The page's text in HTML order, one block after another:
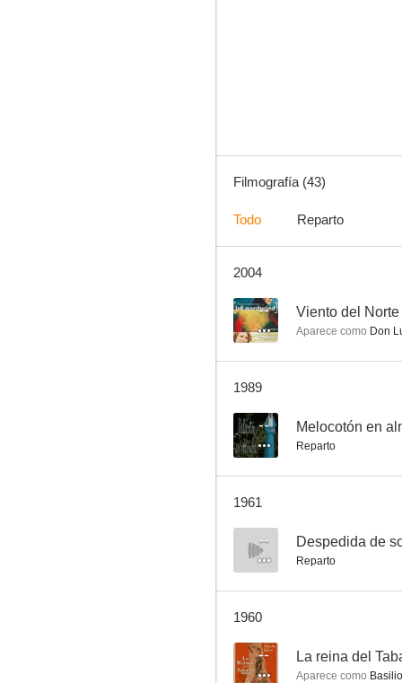
Congreso en Sevilla
5.4
Filmografía (43)
Todo Reparto
2004
-- Viento del Norte
Aparece como Don
1989
-- Melocotón en
Reparto
1961
-- Despedida de
Reparto
1960
-- La reina del
Aparece como Basilio